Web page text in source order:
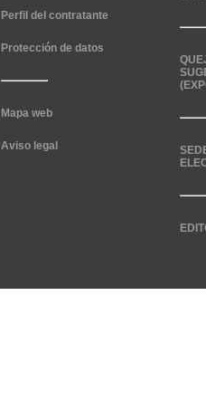
Perfil del contratante
Protección de datos
Mapa web
Aviso legal